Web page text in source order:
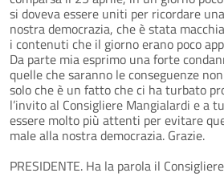
si doveva essere uniti per ricordare
nostra democrazia, che è stata
i contenuti che il giorno erano poco
Da parte mia esprimo una forte
quelle che saranno le conseguenze
solo che è un fatto che ci ha turbato
l’invito al Consigliere Mangialardi e a
essere molto più attenti per evitare
male alla nostra democrazia. Grazie.
PRESIDENTE. Ha la parola il